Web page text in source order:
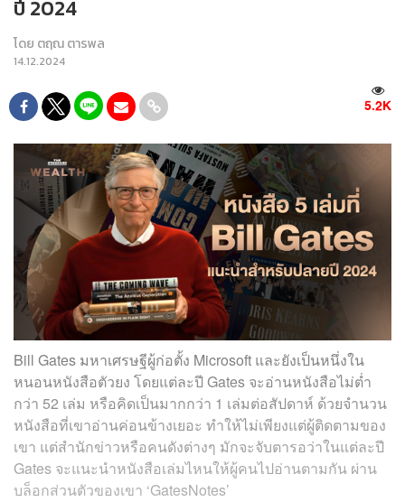
ปี 2024
โดย ตฤณ ตารพล
14.12.2024
5.2K
Bill Gates มหาเศรษฐีผู้ก่อตั้ง Microsoft และยังเป็นหนึ่งใน
หนอนหนังสือตัวยง โดยแต่ละปี Gates จะอ่านหนังสือไม่ต่ำ
กว่า 52 เล่ม หรือคิดเป็นมากกว่า 1 เล่มต่อสัปดาห์ ด้วยจำนวน
หนังสือที่เขาอ่านค่อนข้างเยอะ ทำให้ไม่เพียงแต่ผู้ติดตามของ
เขา แต่สำนักข่าวหรือคนดังต่างๆ มักจะจับตารอว่าในแต่ละปี
Gates จะแนะนำหนังสือเล่มไหนให้ผู้คนไปอ่านตามกัน ผ่าน
บล็อกส่วนตัวของเขา ‘GatesNotes’